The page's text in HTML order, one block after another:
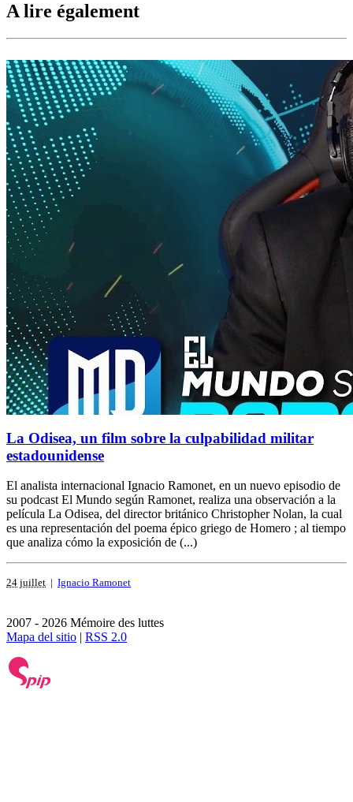
A lire également
La Odisea, un film sobre la culpabilidad militar
estadounidense
El analista internacional Ignacio Ramonet, en un nuevo episodio de
su podcast El Mundo según Ramonet, realiza una observación a la
película La Odisea, del director británico Christopher Nolan, la cual
es una representación del poema épico griego de Homero ; al tiempo
que analiza cómo la exposición de (...)
24 juillet | Ignacio Ramonet
2007 - 2026 Mémoire des luttes
Mapa del sitio | RSS 2.0